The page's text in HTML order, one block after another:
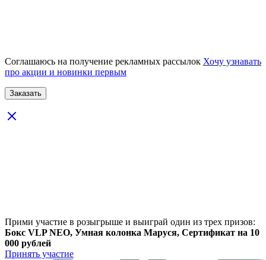
Соглашаюсь на получение рекламных рассылок Хочу узнавать
про акции и новинки первым
Прими участие в розыгрыше и выиграй один из трех призов:
Бокс VLP NEO, Умная колонка Маруся, Сертификат на 10
000 рублей
Принять участие